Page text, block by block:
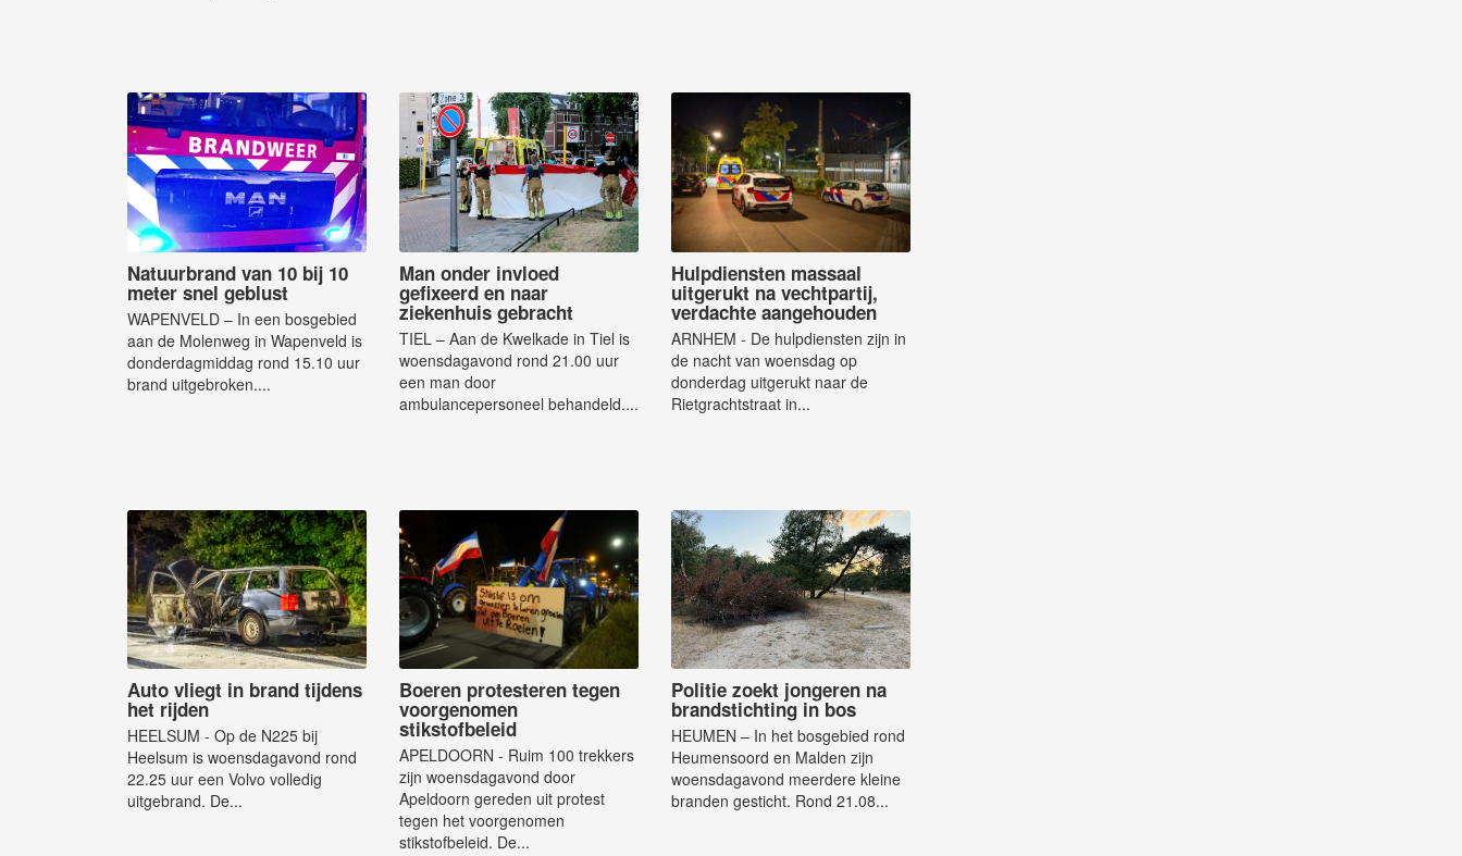
Natuurbrand van 10 bij 10
meter snel geblust
WAPENVELD – In een bosgebied
aan de Molenweg in Wapenveld is
donderdagmiddag rond 15.10 uur
brand uitgebroken....
Man onder invloed
gefixeerd en naar
ziekenhuis gebracht
TIEL – Aan de Kwelkade in Tiel is
woensdagavond rond 21.00 uur
een man door
ambulancepersoneel behandeld....
Hulpdiensten massaal
uitgerukt na vechtpartij,
verdachte aangehouden
ARNHEM - De hulpdiensten zijn in
de nacht van woensdag op
donderdag uitgerukt naar de
Rietgrachtstraat in...
Auto vliegt in brand tijdens
het rijden
HEELSUM - Op de N225 bij
Heelsum is woensdagavond rond
22.25 uur een Volvo volledig
uitgebrand. De...
Boeren protesteren tegen
voorgenomen
stikstofbeleid
APELDOORN - Ruim 100 trekkers
zijn woensdagavond door
Apeldoorn gereden uit protest
tegen het voorgenomen
stikstofbeleid. De...
Politie zoekt jongeren na
brandstichting in bos
HEUMEN – In het bosgebied rond
Heumensoord en Malden zijn
woensdagavond meerdere kleine
branden gesticht. Rond 21.08...